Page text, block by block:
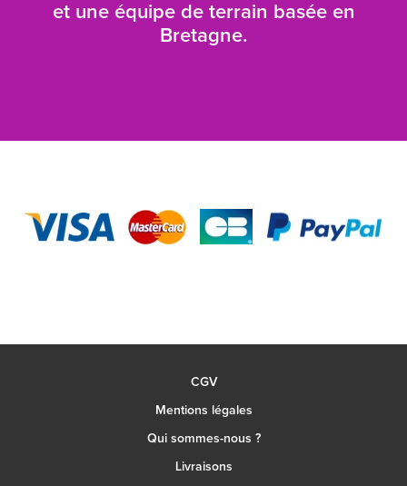
et une équipe de terrain basée en
Bretagne.
CGV
Mentions légales
Qui sommes-nous ?
Livraisons